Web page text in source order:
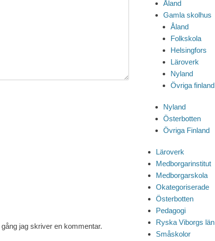
jag skriver en kommentar.
Åland
Gamla skolhus
Åland
Folkskola
Helsingfors
Läroverk
Nyland
Övriga finland
Nyland
Österbotten
Övriga Finland
Läroverk
Medborgarinstitut
Medborgarskola
Okategoriserade
Österbotten
Pedagogi
Ryska Viborgs län
Småskolor